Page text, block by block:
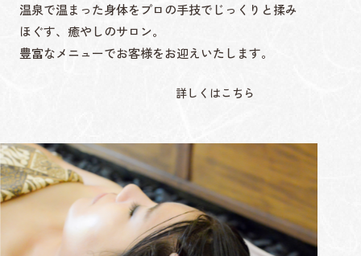
温泉で温まった身体をプロの手技でじっくりと揉み
ほぐす、癒やしのサロン。
豊富なメニューでお客様をお迎えいたします。
詳しくはこちら